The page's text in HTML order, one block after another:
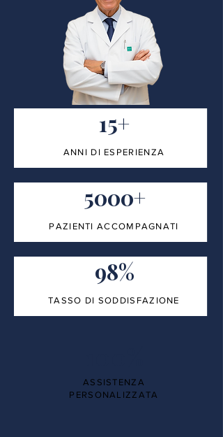
15+
ANNI DI ESPERIENZA
5000+
PAZIENTI ACCOMPAGNATI
98%
TASSO DI SODDISFAZIONE
ASSISTENZA
PERSONALIZZATA